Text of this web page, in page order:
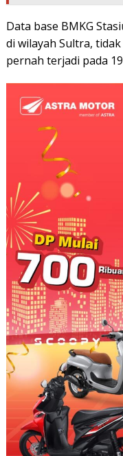
Data base BMKG
di wilayah Sultra,
pernah terjadi pada